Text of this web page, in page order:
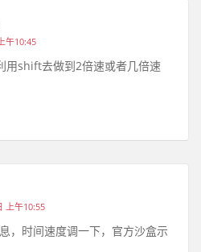
午10:45
用shift去做到2倍速或者几倍速
上午10:55
，时间速度调一下，官方沙盒示